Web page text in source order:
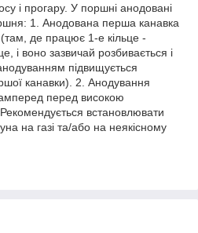
і прогару. У поршні анодовані
1. Анодована перша канавка
де працює 1-е кільце -
і воно зазвичай розбивається і
підвищується
канавки). 2. Анодування
перед високою
встановлювати
на газі та/або на неякісному